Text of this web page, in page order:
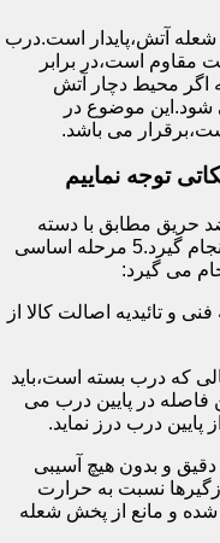
آتش،پایدار است.درب
مقاوم است،در برابر
اگر محیط دچار آتش
موضوع در
می باشد.
توجه نماییم
حریق مطابق با دسته
بندی و مقاومت آن ها،باید تست روی آن انجام گیرد.5 مرحله اساسی
می گیرد:
و تائیدیه اصالت کالا از
که درب بسته است،باید
فاصله در پایین درب می
و بدون هیچ آسیبی
نسبت به حرارت
و مانع از پخش شعله